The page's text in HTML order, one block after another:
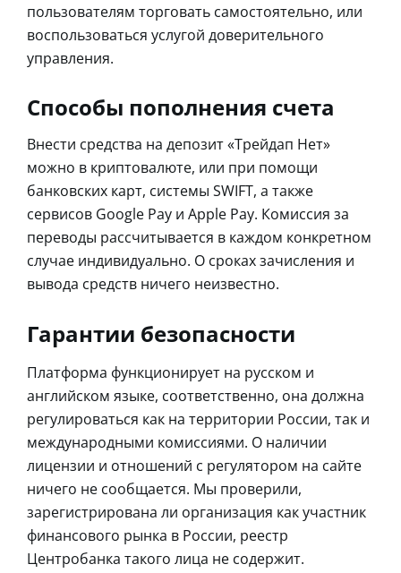
пользователям торговать самостоятельно, или
воспользоваться услугой доверительного
управления.
Способы пополнения счета
Внести средства на депозит «Трейдап Нет»
можно в криптовалюте, или при помощи
банковских карт, системы SWIFT, а также
сервисов Google Pay и Apple Pay. Комиссия за
переводы рассчитывается в каждом конкретном
случае индивидуально. О сроках зачисления и
вывода средств ничего неизвестно.
Гарантии безопасности
Платформа функционирует на русском и
английском языке, соответственно, она должна
регулироваться как на территории России, так и
международными комиссиями. О наличии
лицензии и отношений с регулятором на сайте
ничего не сообщается. Мы проверили,
зарегистрирована ли организация как участник
финансового рынка в России, реестр
Центробанка такого лица не содержит.